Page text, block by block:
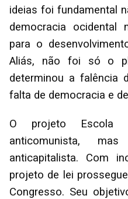
ideias foi fundamental
democracia ocidental
para o
Aliás, não foi só o
determinou a falência
falta de democracia e
O projeto Escola
anticomunista,
anticapitalista. Com
projeto de lei
Congresso. Seu